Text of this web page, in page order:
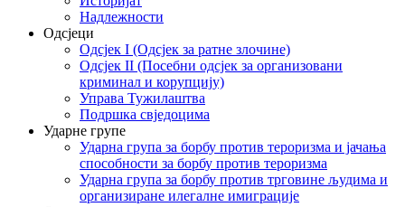
Надлежности
Одсјеци
Одсјек I (Одсјек за ратне злочине)
Одсјек II (Посебни одсјек за организовани
криминал и корупцију)
Управа Тужилаштва
Подршка свједоцима
Ударне групе
Ударна група за борбу против тероризма и јачања
способности за борбу против тероризма
Ударна група за борбу против трговине људима и
организиране илегалне имиграције